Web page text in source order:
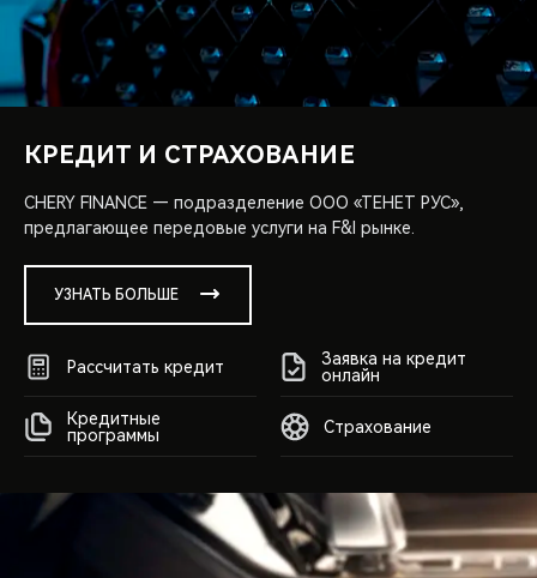
КРЕДИТ И СТРАХОВАНИЕ
CHERY FINANCE — подразделение ООО «ТЕНЕТ РУС»,
предлагающее передовые услуги на F&I рынке.
УЗНАТЬ БОЛЬШЕ
Рассчитать кредит
Заявка на кредит
онлайн
Кредитные
программы
Страхование